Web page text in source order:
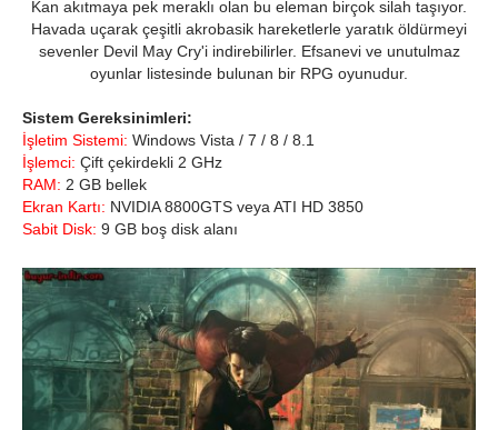
Kan akıtmaya pek meraklı olan bu eleman birçok silah taşıyor.
Havada uçarak çeşitli akrobasik hareketlerle yaratık öldürmeyi
sevenler Devil May Cry'i indirebilirler. Efsanevi ve unutulmaz
oyunlar listesinde bulunan bir RPG oyunudur.
Sistem Gereksinimleri:
İşletim Sistemi: Windows Vista / 7 / 8 / 8.1
İşlemci: Çift çekirdekli 2 GHz
RAM: 2 GB bellek
Ekran Kartı: NVIDIA 8800GTS veya ATI HD 3850
Sabit Disk: 9 GB boş disk alanı